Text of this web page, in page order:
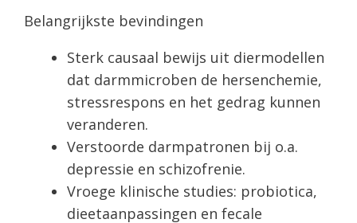
Belangrijkste bevindingen
Sterk causaal bewijs uit diermodellen
dat darmmicroben de hersenchemie,
stressrespons en het gedrag kunnen
veranderen.
Verstoorde darmpatronen bij o.a.
depressie en schizofrenie.
Vroege klinische studies: probiotica,
dieetaanpassingen en fecale